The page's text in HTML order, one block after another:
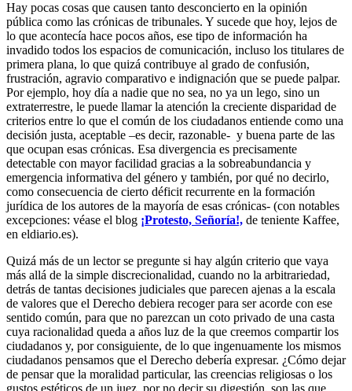
Hay pocas cosas que causen tanto desconcierto en la opinión
pública como las crónicas de tribunales. Y sucede que hoy, lejos de
lo que acontecía hace pocos años, ese tipo de información ha
invadido todos los espacios de comunicación, incluso los titulares de
primera plana, lo que quizá contribuye al grado de confusión,
frustración, agravio comparativo e indignación que se puede palpar.
Por ejemplo, hoy día a nadie que no sea, no ya un lego, sino un
extraterrestre, le puede llamar la atención la creciente disparidad de
criterios entre lo que el común de los ciudadanos entiende como una
decisión justa, aceptable –es decir, razonable- y buena parte de las
que ocupan esas crónicas. Esa divergencia es precisamente
detectable con mayor facilidad gracias a la sobreabundancia y
emergencia informativa del género y también, por qué no decirlo,
como consecuencia de cierto déficit recurrente en la formación
jurídica de los autores de la mayoría de esas crónicas- (con notables
excepciones: véase el blog ¡Protesto, Señoría!, de teniente Kaffee,
en eldiario.es).
Quizá más de un lector se pregunte si hay algún criterio que vaya
más allá de la simple discrecionalidad, cuando no la arbitrariedad,
detrás de tantas decisiones judiciales que parecen ajenas a la escala
de valores que el Derecho debiera recoger para ser acorde con ese
sentido común, para que no parezcan un coto privado de una casta
cuya racionalidad queda a años luz de la que creemos compartir los
ciudadanos y, por consiguiente, de lo que ingenuamente los mismos
ciudadanos pensamos que el Derecho debería expresar. ¿Cómo dejar
de pensar que la moralidad particular, las creencias religiosas o los